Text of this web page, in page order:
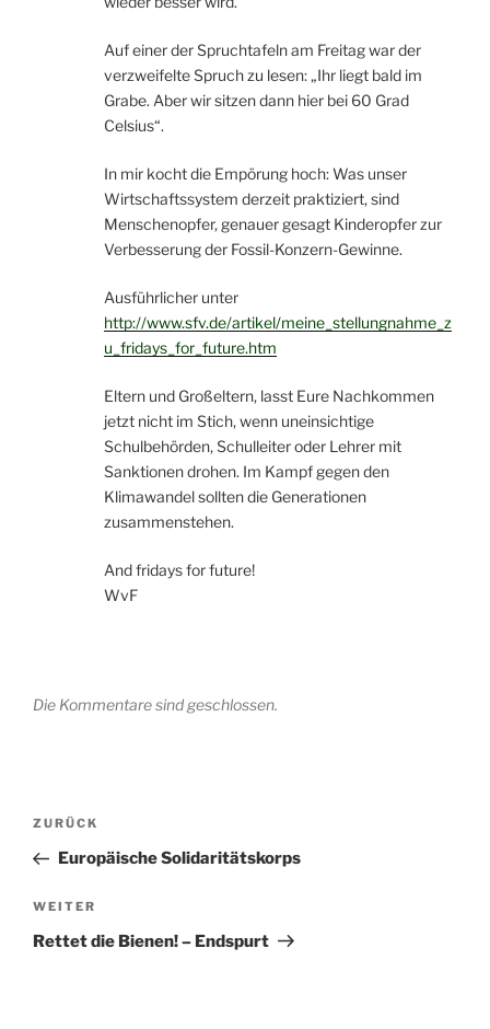
Auf einer der Spruchtafeln am Freitag war der
verzweifelte Spruch zu lesen: „Ihr liegt bald im
Grabe. Aber wir sitzen dann hier bei 60 Grad
Celsius“.
In mir kocht die Empörung hoch: Was unser
Wirtschaftssystem derzeit praktiziert, sind
Menschenopfer, genauer gesagt Kinderopfer zur
Verbesserung der Fossil-Konzern-Gewinne.
Ausführlicher unter
http://www.sfv.de/artikel/meine_stellungnahme_z
u_fridays_for_future.htm
Eltern und Großeltern, lasst Eure Nachkommen
jetzt nicht im Stich, wenn uneinsichtige
Schulbehörden, Schulleiter oder Lehrer mit
Sanktionen drohen. Im Kampf gegen den
Klimawandel sollten die Generationen
zusammenstehen.
And fridays for future!
WvF
Die Kommentare sind geschlossen.
Beitragsnavigation
Vorheriger
Beitrag
ZURÜCK
Europäische Solidaritätskorps
Nächster
Beitrag
WEITER
Rettet die Bienen! – Endspurt